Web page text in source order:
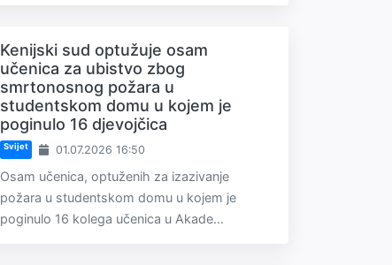
Kenijski sud optužuje osam
učenica za ubistvo zbog
smrtonosnog požara u
studentskom domu u kojem je
poginulo 16 djevojčica
Svijet 01.07.2026 16:50
Osam učenica, optuženih za izazivanje
požara u studentskom domu u kojem je
poginulo 16 kolega učenica u Akade...